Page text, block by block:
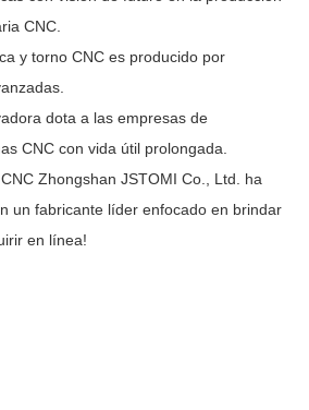
CNC.
y torno CNC es producido por
dota a las empresas de
CNC con vida útil prolongada.
Zhongshan JSTOMI Co., Ltd. ha
un fabricante líder enfocado en brindar
en línea!